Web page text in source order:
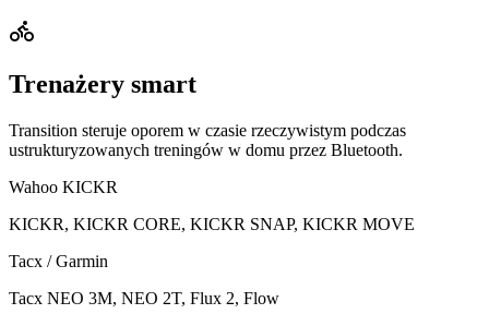
Trenażery smart
Transition steruje oporem w czasie rzeczywistym podczas
ustrukturyzowanych treningów w domu przez Bluetooth.
Wahoo KICKR
KICKR, KICKR CORE, KICKR SNAP, KICKR MOVE
Tacx / Garmin
Tacx NEO 3M, NEO 2T, Flux 2, Flow